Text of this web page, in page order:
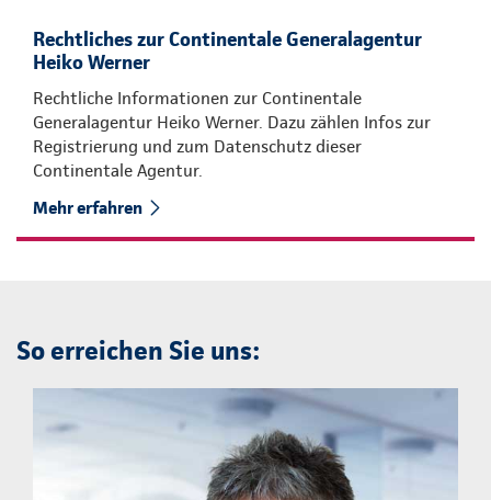
Kontakt
Rechtliches zur Continentale Generalagentur
Heiko Werner
Rechtliche Informationen zur Continentale
Generalagentur Heiko Werner. Dazu zählen Infos zur
Registrierung und zum Datenschutz dieser
Continentale Agentur.
Mehr erfahren
So erreichen Sie uns: